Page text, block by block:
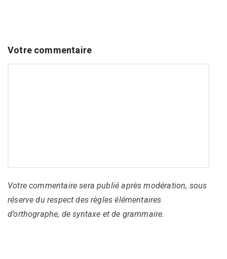
Votre commentaire
Votre commentaire sera publié après modération, sous
réserve du respect des règles élémentaires
d’orthographe, de syntaxe et de grammaire.